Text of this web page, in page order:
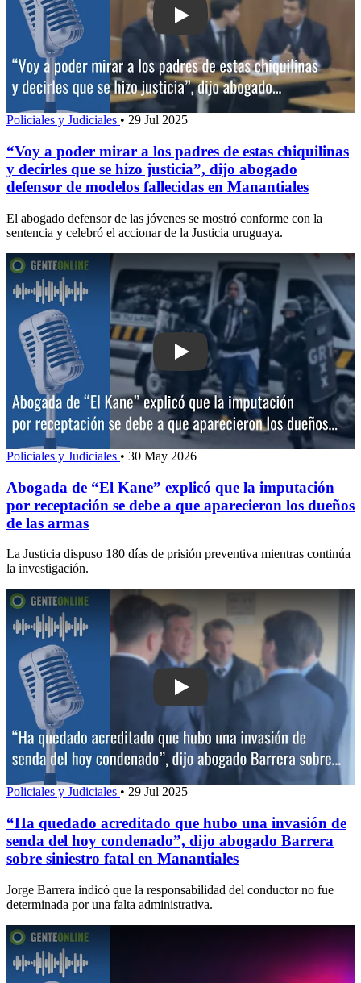
Play: “Voy a poder mirar a los padres
Policiales y Judiciales • 29 Jul 2025
“Voy a poder mirar a los padres de estas chiquilinas
y decirles que se hizo justicia”, dijo abogado
defensor de modelos fallecidas en Manantiales
El abogado defensor de las jóvenes se mostró conforme con la
sentencia y celebró el accionar de la Justicia uruguaya.
Play: Abogada de “El Kane” explicó
Policiales y Judiciales • 30 May 2026
Abogada de “El Kane” explicó que la imputación
por receptación se debe a que aparecieron los dueños
de las armas
La Justicia dispuso 180 días de prisión preventiva mientras continúa
la investigación.
Play: “Ha quedado acreditado que
Policiales y Judiciales • 29 Jul 2025
“Ha quedado acreditado que hubo una invasión de
senda del hoy condenado”, dijo abogado Barrera
sobre siniestro fatal en Manantiales
Jorge Barrera indicó que la responsabilidad del conductor no fue
determinada por una falta administrativa.